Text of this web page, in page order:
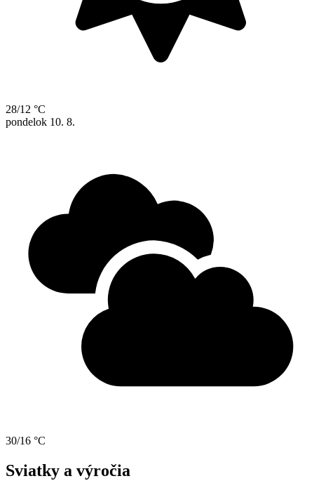
28/12 °C
pondelok 10. 8.
30/16 °C
Sviatky a výročia